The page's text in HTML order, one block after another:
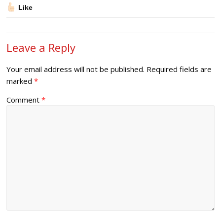
Like
Leave a Reply
Your email address will not be published. Required fields are
marked*
Comment*